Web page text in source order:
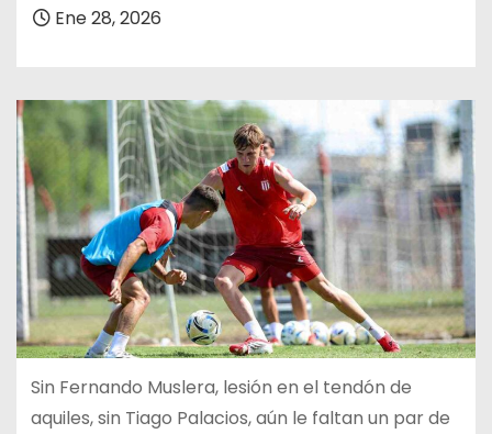
Ene 28, 2026
Sin Fernando Muslera, lesión en el tendón de
aquiles, sin Tiago Palacios, aún le faltan un par de